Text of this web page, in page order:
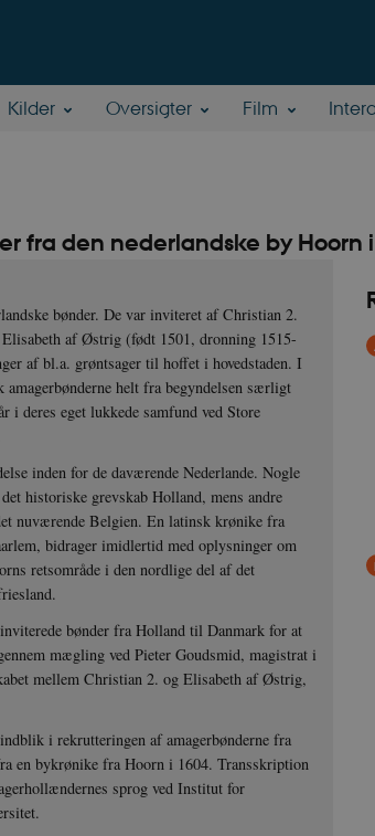
Kilder Oversigter Film
fra den nederlandske by Hoorn
bønder. De var inviteret af Christian 2.
af Østrig (født 1501, dronning 1515-
af bl.a. grøntsager til hoffet i hovedstaden. I
helt fra begyndelsen særligt
i deres eget lukkede samfund ved Store
inden for de daværende Nederlande. Nogle
historiske grevskab Holland, mens andre
nuværende Belgien. En latinsk krønike fra
bidrager imidlertid med oplysninger om
retsområde i den nordlige del af det
bønder fra Holland til Danmark for at
mægling ved Pieter Goudsmid, magistrat i
mellem Christian 2. og Elisabeth af Østrig,
i rekrutteringen af amagerbønderne fra
en bykrønike fra Hoorn i 1604. Transskription
sprog ved Institut for